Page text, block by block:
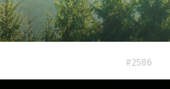
#2586